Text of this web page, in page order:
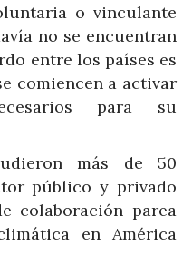
o vinculante
no se encuentran
entre los países es
comiencen a activar
para su
más de 50
público y privado
colaboración parea
en América